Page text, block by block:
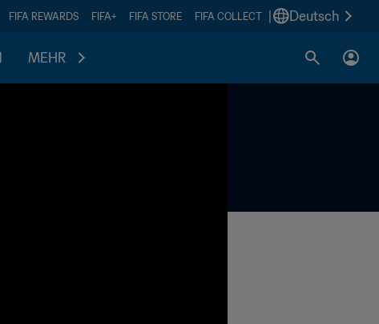
FIFA REWARDS FIFA+ FIFA STORE FIFA COLLECT Deutsch
MEHR